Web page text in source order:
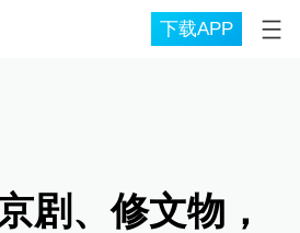
下载APP
剧、修文物，